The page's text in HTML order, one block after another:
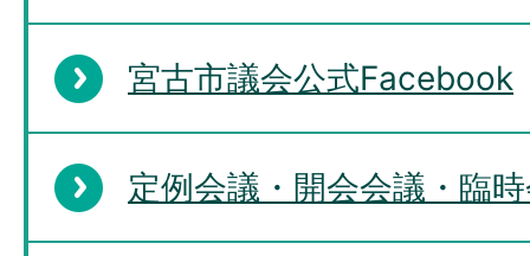
宮古市議会公式Facebook
定例会議・開会会議・臨